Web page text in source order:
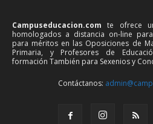
Campuseducacion.com te ofrece
homologados a distancia on-line
para méritos en las Oposiciones de
Primaria, y Profesores de
formación También para Sexenios y
Contáctanos: